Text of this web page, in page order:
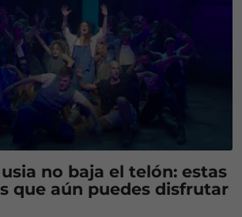
no baja el telón: estas
que aún puedes disfrutar